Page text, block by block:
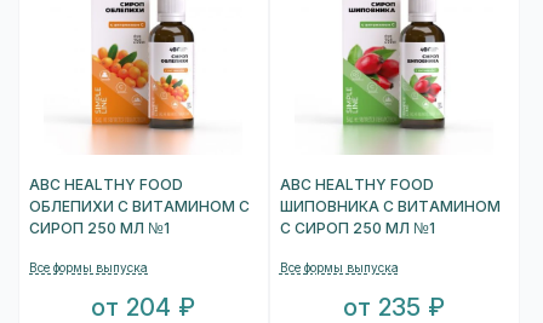
ABC HEALTHY FOOD
ОБЛЕПИХИ С ВИТАМИНОМ С
СИРОП 250 МЛ №1
Все формы выпуска
от 204 ₽
ABC HEALTHY FOOD
ШИПОВНИКА С ВИТАМИНОМ
С СИРОП 250 МЛ №1
Все формы выпуска
от 235 ₽